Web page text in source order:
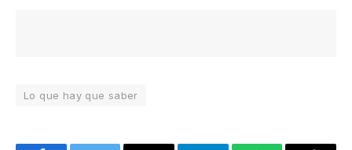
Lo que hay que saber